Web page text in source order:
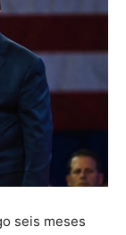
seis meses